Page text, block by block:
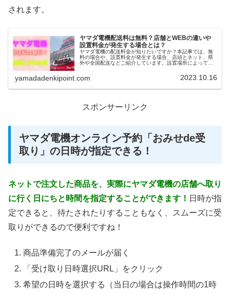
されます。
ヤマダ電機配送料は無料？店舗とWEBの違いや
設置料金が発生する場合とは？
ヤマダ電機の配送料金が知りたいですか？本記事では、無
料の場合や、設置料金が発生する場合、店頭とネット、県
外や全国配送などご紹介しています。設置場所によっては
ヤマダモールとの違いを確認してください。
yamadadenkipoint.com 2023.10.16
スポンサーリンク
ヤマダ電機オンライン予約「おみせde受
取り」の日時が指定できる！
ネットで注文した商品を、実際にヤマダ電機の店舗へ取り
に行く日にちと時間を指定することができます！ 日時が指
定できると、待たされたりすることもなく、スムーズに受
取りができるので便利ですね！
商品準備完了のメールが届く
「受け取り日時選択URL」をクリック
希望の日時を選択する（当日の場合は操作時間の1時